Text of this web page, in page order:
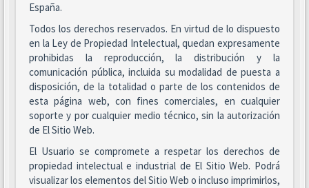
España.
Todos los derechos reservados. En virtud de lo dispuesto
en la Ley de Propiedad Intelectual, quedan expresamente
prohibidas la reproducción, la distribución y la
comunicación pública, incluida su modalidad de puesta a
disposición, de la totalidad o parte de los contenidos de
esta página web, con fines comerciales, en cualquier
soporte y por cualquier medio técnico, sin la autorización
de El Sitio Web.
El Usuario se compromete a respetar los derechos de
propiedad intelectual e industrial de El Sitio Web. Podrá
visualizar los elementos del Sitio Web o incluso imprimirlos,